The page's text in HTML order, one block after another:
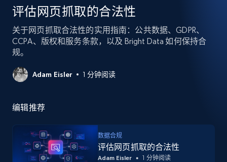
评估网页抓取的合法性
关于网页抓取合法性的实用指南：公共数据、GDPR、
CCPA、版权和服务条款，以及 Bright Data 如何保持合
规。
Adam Eisler 1 分钟阅读
编辑推荐
数据合规
评估网页抓取的合法性
Adam Eisler 1 分钟阅读